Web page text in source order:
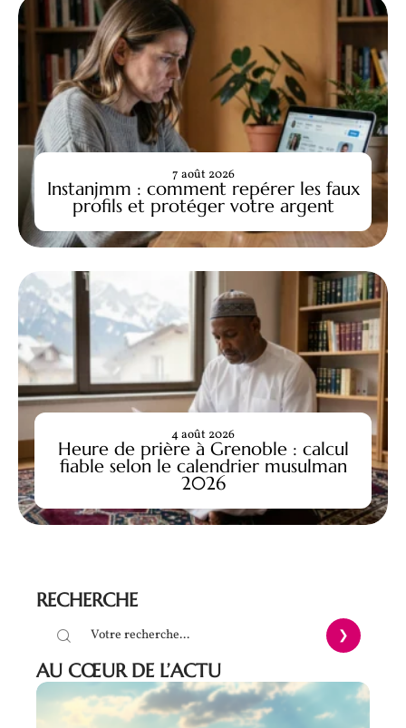
Instanjmm : comment repérer les faux
profils et protéger votre argent
7 août 2026
Heure de prière à Grenoble : calcul
fiable selon le calendrier musulman
2026
4 août 2026
RECHERCHE
AU CŒUR DE L’ACTU